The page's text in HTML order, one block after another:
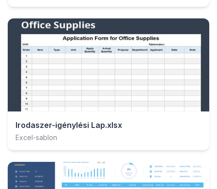
Irodaszer-igénylési Lap.xlsx
Excel-sablon